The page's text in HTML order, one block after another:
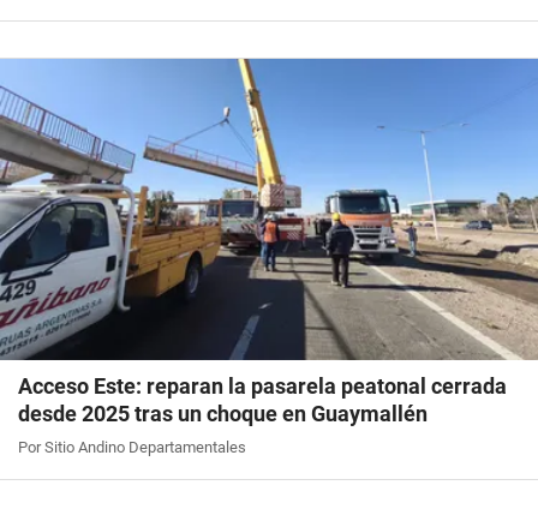
Acceso Este: reparan la pasarela peatonal cerrada
desde 2025 tras un choque en Guaymallén
Por Sitio Andino Departamentales